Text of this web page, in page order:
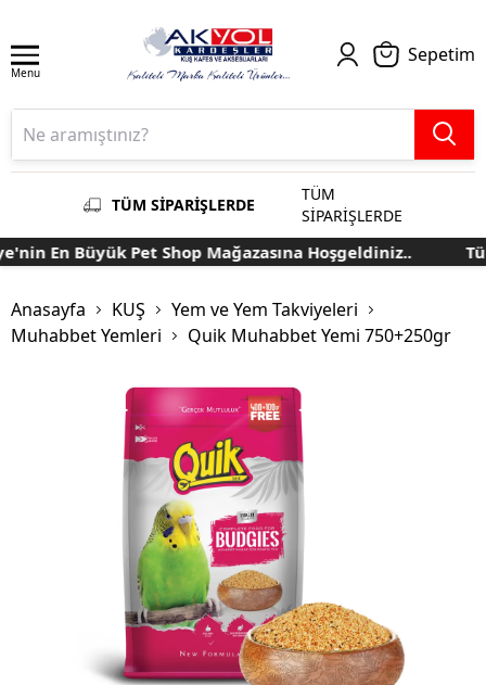
Menu
Sepetim
TÜM SİPARİŞLERDE
TÜM
SİPARİŞLERDE
En Büyük Pet Shop Mağazasına Hoşgeldiniz..
Anasayfa KUŞ
Yem ve Yem Takviyeleri
Muhabbet Yemleri
Quik Muhabbet Yemi 750+250gr